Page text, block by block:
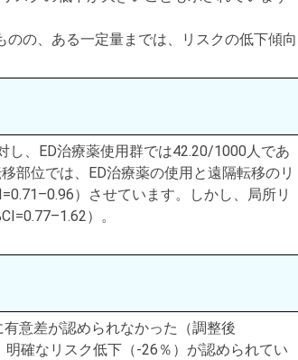
の、ある一定量までは、リスクの低下傾向
、ED治療薬使用群では42.20/1000人であ
部位では、ED治療薬の使用と遠隔転移のリ
）させています。しかし、局所リ
）。
意差が認められなかった（調整後
明確なリスク低下（-26％）が認められてい